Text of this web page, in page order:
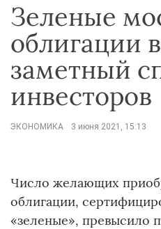
Зеленые
облигации
заметный
инвесторов
ЭКОНОМИКА 3 июня 2021, 15:13
Число желающих
облигации,
«зеленые», превысило